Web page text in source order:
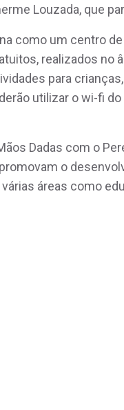
Louzada, que
como um centro
realizados no
para
utilizar o wi-fi
Dadas com o
o
áreas como